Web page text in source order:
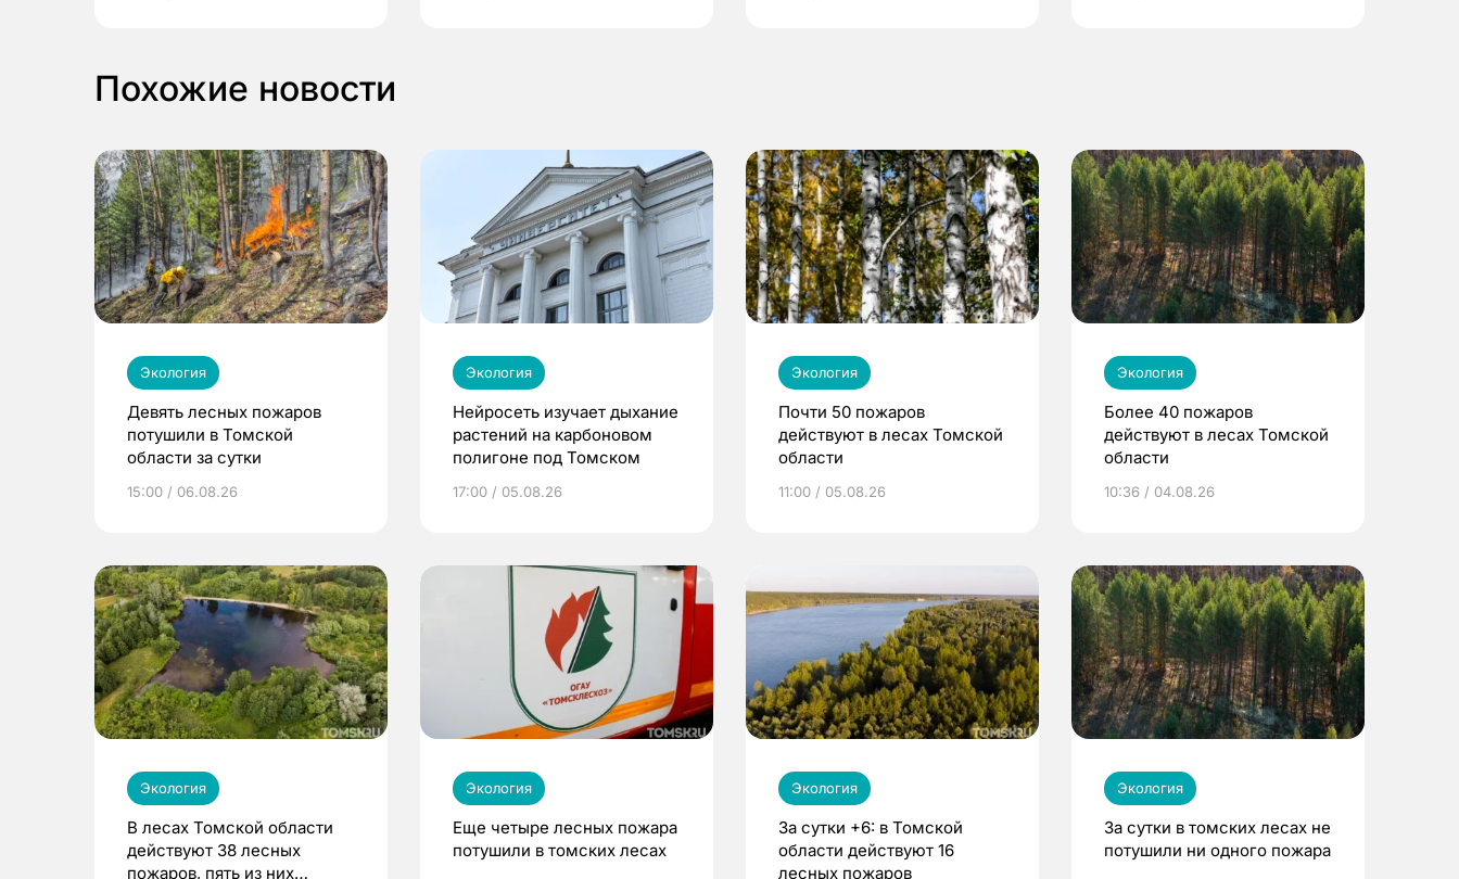
Похожие новости
Экология
Девять лесных пожаров
потушили в Томской
области за сутки
15:00 / 06.08.26
Экология
Нейросеть изучает дыхание
растений на карбоновом
полигоне под Томском
17:00 / 05.08.26
Экология
Почти 50 пожаров
действуют в лесах Томской
области
11:00 / 05.08.26
Экология
Более 40 пожаров
действуют в лесах Томской
области
10:36 / 04.08.26
Экология
В лесах Томской области
действуют 38 лесных
пожаров, пять из них
Экология
Еще четыре лесных пожара
потушили в томских лесах
Экология
За сутки +6: в Томской
области действуют 16
лесных пожаров
Экология
За сутки в томских лесах не
потушили ни одного пожара